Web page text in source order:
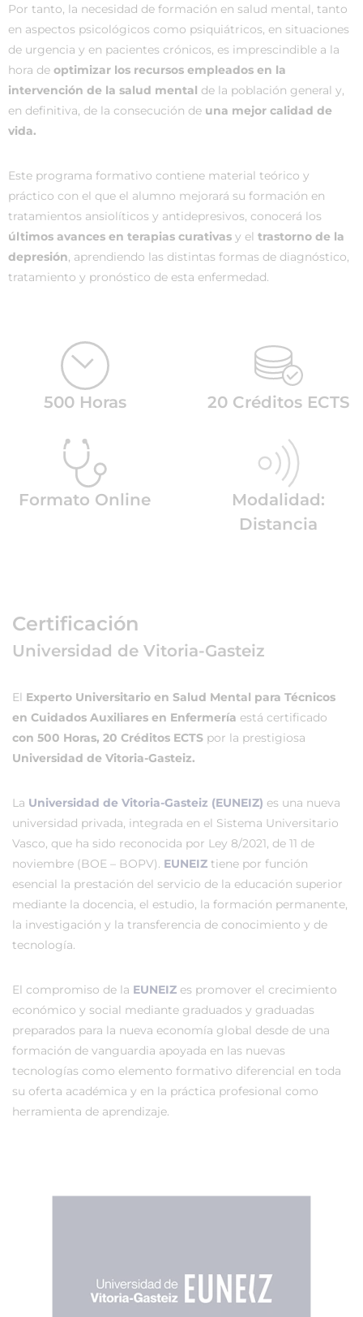
Por tanto, la necesidad de formación en salud mental, tanto
en aspectos psicológicos como psiquiátricos, en situaciones
de urgencia y en pacientes crónicos, es imprescindible a la
hora de optimizar los recursos empleados en la
intervención de la salud mental de la población general y,
en definitiva, de la consecución de una mejor calidad de
vida.
Este programa formativo contiene material teórico y
práctico con el que el alumno mejorará su formación en
tratamientos ansiolíticos y antidepresivos, conocerá los
últimos avances en terapias curativas y el trastorno de la
depresión, aprendiendo las distintas formas de diagnóstico,
tratamiento y pronóstico de esta enfermedad.
500 Horas 20 Créditos ECTS
Formato Online
Modalidad:
Distancia
Certificación
Universidad de Vitoria-Gasteiz
El Experto Universitario en Salud Mental para Técnicos
en Cuidados Auxiliares en Enfermería está certificado
con 500 Horas, 20 Créditos ECTS por la prestigiosa
Universidad de Vitoria-Gasteiz.
La Universidad de Vitoria-Gasteiz (EUNEIZ) es una nueva
universidad privada, integrada en el Sistema Universitario
Vasco, que ha sido reconocida por Ley 8/2021, de 11 de
noviembre (BOE – BOPV). EUNEIZ tiene por función
esencial la prestación del servicio de la educación superior
mediante la docencia, el estudio, la formación permanente,
la investigación y la transferencia de conocimiento y de
tecnología.
El compromiso de la EUNEIZ es promover el crecimiento
económico y social mediante graduados y graduadas
preparados para la nueva economía global desde de una
formación de vanguardia apoyada en las nuevas
tecnologías como elemento formativo diferencial en toda
su oferta académica y en la práctica profesional como
herramienta de aprendizaje.